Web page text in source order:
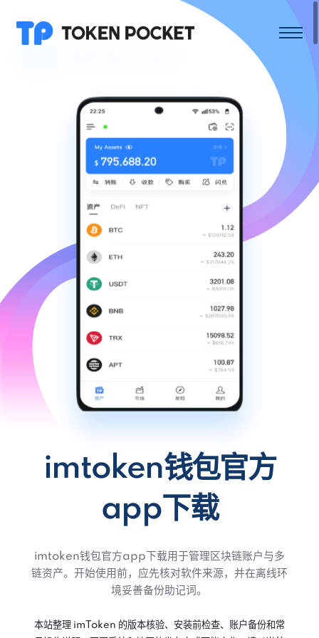
imtoken钱包官方
app下载
imtoken钱包官方app下载用于管理区块链账户与多
链资产。开始使用前，应先核对软件来源，并在离线环
境妥善备份助记词。
本站整理 imToken 的版本核验、安装前检查、账户备份和常